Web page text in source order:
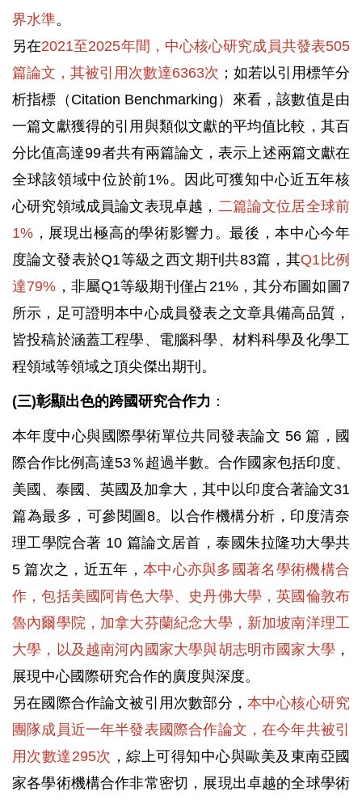
界水準。
另在2021至2025年間，中心核心研究成員共發表505
篇論文，其被引用次數達6363次 ；如若以引用標竿分
析指標（Citation Benchmarking）來看，該數值是由
一篇文獻獲得的引用與類似文獻的平均值比較，其百
分比值高達99者共有兩篇論文，表示上述兩篇文獻在
全球該領域中位於前1%。因此可獲知中心近五年核
心研究領域成員論文表現卓越， 二篇論文位居全球前
1% ，展現出極高的學術影響力。最後，本中心今年
度論文發表於Q1等級之西文期刊共83篇，其Q1比例
達79% ，非屬Q1等級期刊僅占21%，其分布圖如圖7
所示，足可證明本中心成員發表之文章具備高品質，
皆投稿於涵蓋工程學、電腦科學、材料科學及化學工
程領域等領域之頂尖傑出期刊。
(三)彰顯出色的跨國研究合作力 ：
本年度中心與國際學術單位共同發表論文 56 篇，國
際合作比例高達53％超過半數。合作國家包括印度、
美國、泰國、英國及加拿大，其中以印度合著論文31
篇為最多，可參閱圖8。以合作機構分析，印度清奈
理工學院合著 10 篇論文居首，泰國朱拉隆功大學共
5 篇次之，近五年， 本中心亦與多國著名學術機構合
作，包括美國阿肯色大學、史丹佛大學，英國倫敦布
魯內爾學院，加拿大芬蘭紀念大學，新加坡南洋理工
大學，以及越南河內國家大學與胡志明市國家大學 ，
展現中心國際研究合作的廣度與深度。
另在國際合作論文被引用次數部分， 本中心核心研究
團隊成員近一年半發表國際合作論文，在今年共被引
用次數達295次 ，綜上可得知中心與歐美及東南亞國
家各學術機構合作非常密切，展現出卓越的全球學術